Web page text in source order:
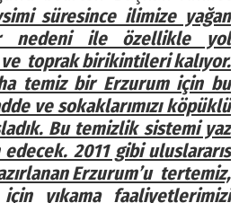
süresince ilimize yağan
nedeni ile özellikle yol
ve toprak birikintileri kalıyor.
temiz bir Erzurum için bu
ve sokaklarımızı köpüklü
Bu temizlik sistemi yaz
2011 gibi uluslararıs
Erzurum’u tertemiz,
için yıkama faaliyetlerimizi